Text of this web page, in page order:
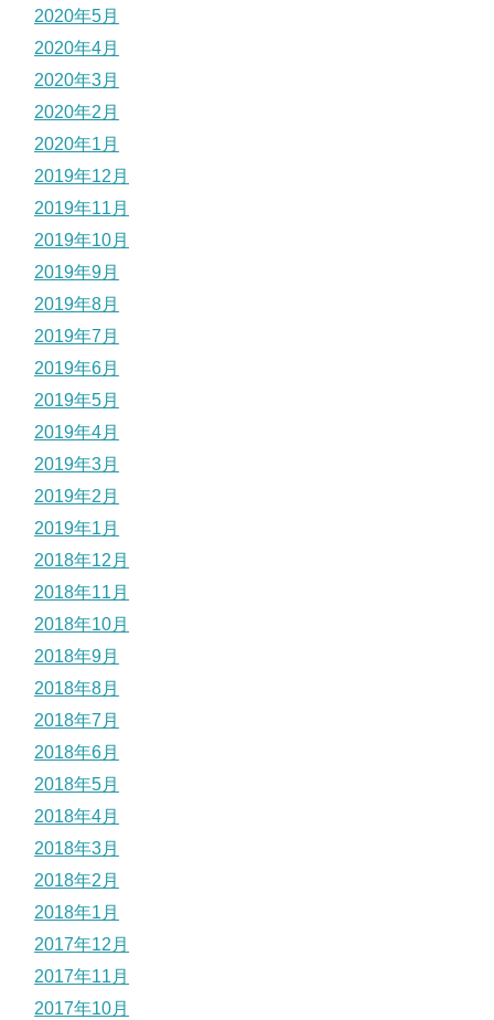
2020年5月
2020年4月
2020年3月
2020年2月
2020年1月
2019年12月
2019年11月
2019年10月
2019年9月
2019年8月
2019年7月
2019年6月
2019年5月
2019年4月
2019年3月
2019年2月
2019年1月
2018年12月
2018年11月
2018年10月
2018年9月
2018年8月
2018年7月
2018年6月
2018年5月
2018年4月
2018年3月
2018年2月
2018年1月
2017年12月
2017年11月
2017年10月